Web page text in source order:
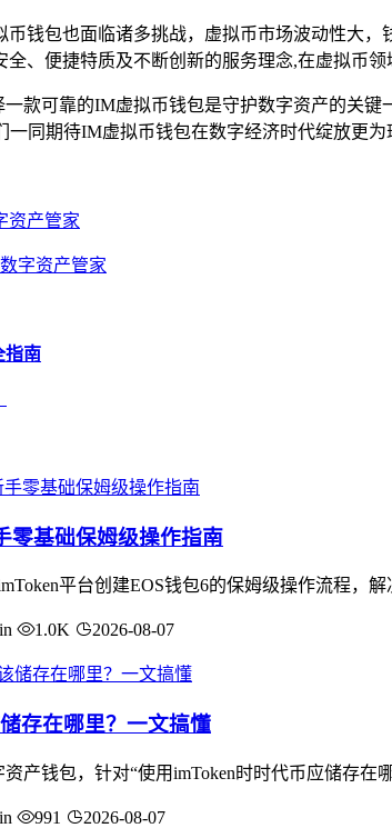
钱包也面临诸多挑战，虚拟币市场波动性大
、便捷特质及不断创新的服务理念,在虚拟币领
款可靠的IM虚拟币钱包是守护数字资产的关
同期待IM虚拟币钱包在数字经济时代绽放更为
资产管家
字资产管家
指南
零基础保姆级操作指南
平台创建EOS钱包6的保姆级操作流程，
1.0K 2026-08-07
存在哪里？一文搞懂
产钱包，针对“使用imToken时时代币应储存
991 2026-08-07